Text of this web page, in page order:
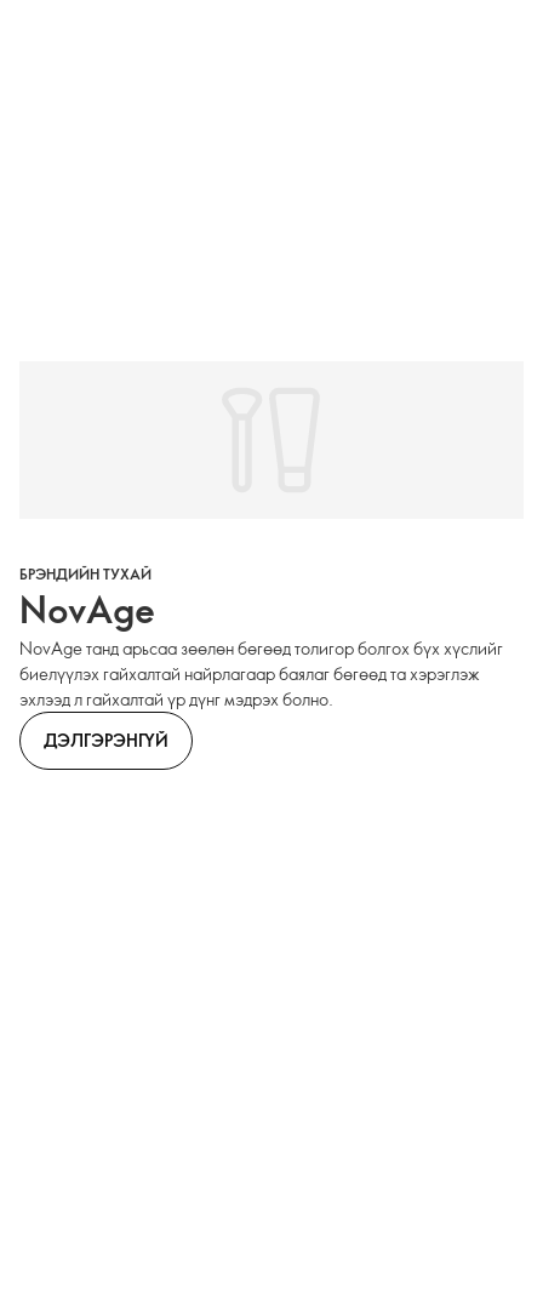
БРЭНДИЙН ТУХАЙ
NovAge
NovAge танд арьсаа зөөлөн бөгөөд толигор болгох бүх хүслийг
биелүүлэх гайхалтай найрлагаар баялаг бөгөөд та хэрэглэж
эхлээд л гайхалтай үр дүнг мэдрэх болно.
ДЭЛГЭРЭНГҮЙ